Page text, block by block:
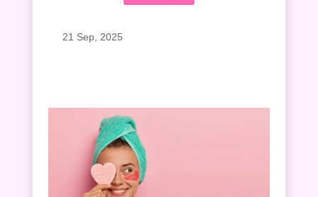
21 Sep, 2025